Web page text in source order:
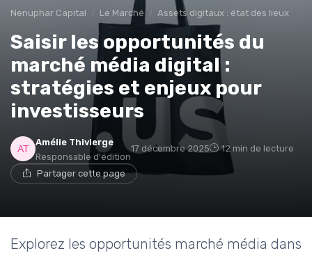
Nenuphar Capital Le Marché Assets digitaux : état des lieux
Saisir les opportunités du
marché média digital :
stratégies et enjeux pour
investisseurs
Amélie Thivierge
Responsable d'édition
17 décembre 2025 12 min de lecture
Partager cette page
Explorez les opportunités marché média dans